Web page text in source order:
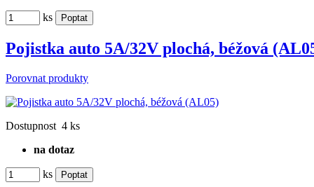
ks
Pojistka auto 5A/32V plochá, béžová
Porovnat produkty
Dostupnost 4 ks
na dotaz
ks